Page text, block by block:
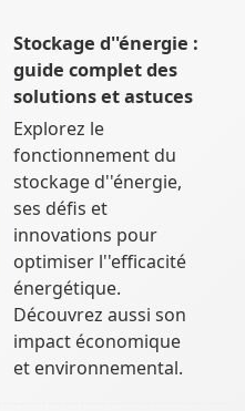
Stockage d''énergie :
guide complet des
solutions et astuces
Explorez le
fonctionnement du
stockage d''énergie,
ses défis et
innovations pour
optimiser l''efficacité
énergétique.
Découvrez aussi son
impact économique
et environnemental.